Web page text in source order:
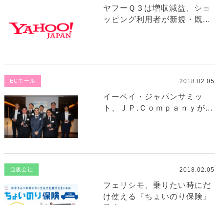
ヤフーＱ３は増収減益、ショ
ッピング利用者が新規・既...
ECモール 2018.02.05
イーベイ・ジャパンサミッ
ト、ＪＰ.Ｃｏｍｐａｎｙが...
通販会社 2018.02.05
フェリシモ、乗りたい時にだ
け使える『ちょいのり保険』